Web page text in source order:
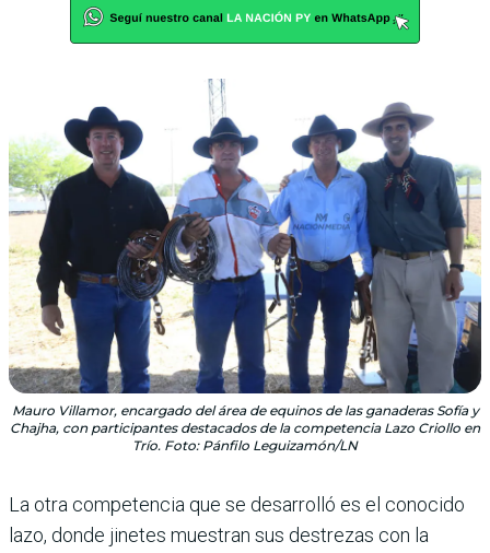
Mauro Villamor, encargado del área de equinos de las ganaderas Sofía y
Chajha, con participantes destacados de la competencia Lazo Criollo en
Trío. Foto: Pánfilo Leguizamón/LN
La otra competencia que se desarrolló es el conocido
lazo, donde jinetes muestran sus destrezas con la